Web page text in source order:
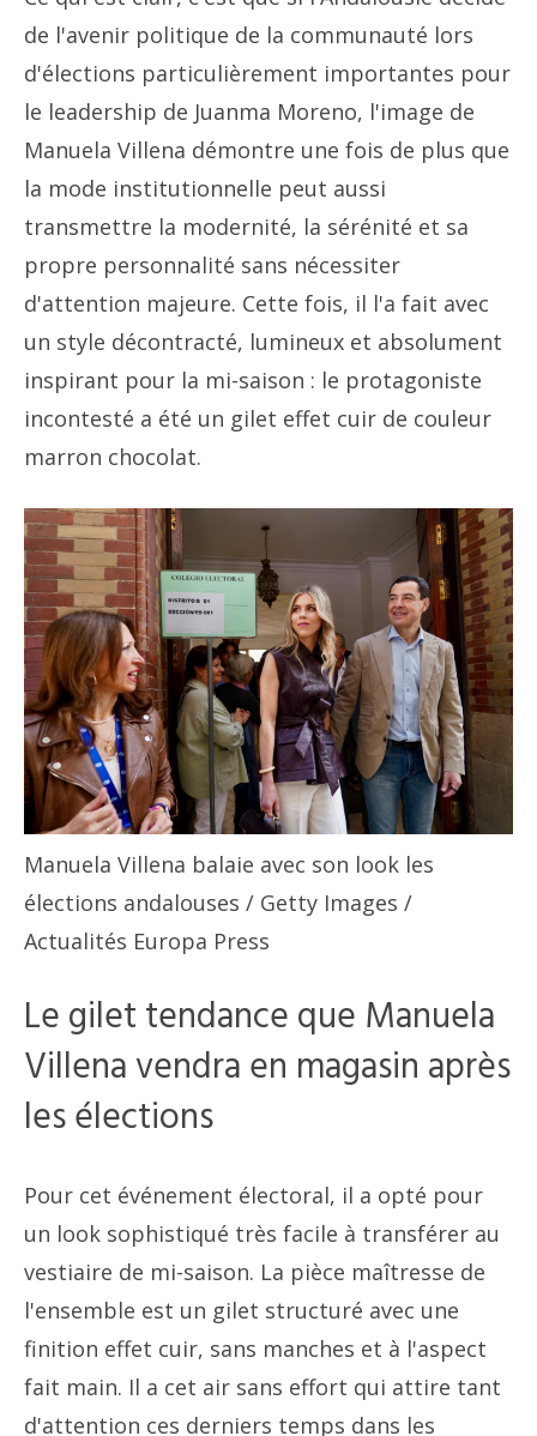
de l'avenir politique de la communauté lors
d'élections particulièrement importantes pour
le leadership de Juanma Moreno, l'image de
Manuela Villena démontre une fois de plus que
la mode institutionnelle peut aussi
transmettre la modernité, la sérénité et sa
propre personnalité sans nécessiter
d'attention majeure. Cette fois, il l'a fait avec
un style décontracté, lumineux et absolument
inspirant pour la mi-saison : le protagoniste
incontesté a été un gilet effet cuir de couleur
marron chocolat.
Manuela Villena balaie avec son look les
élections andalouses / Getty Images /
Actualités Europa Press
Le gilet tendance que Manuela
Villena vendra en magasin après
les élections
Pour cet événement électoral, il a opté pour
un look sophistiqué très facile à transférer au
vestiaire de mi-saison. La pièce maîtresse de
l'ensemble est un gilet structuré avec une
finition effet cuir, sans manches et à l'aspect
fait main. Il a cet air sans effort qui attire tant
d'attention ces derniers temps dans les